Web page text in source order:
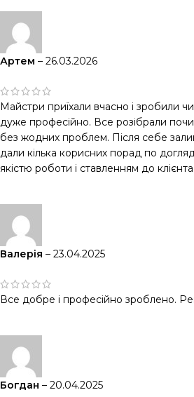
Артем – 26.03.2026
Майстри приїхали вчасно і зробили
дуже професійно. Все розібрали
без жодних проблем. Після себе
дали кілька корисних порад по
якістю роботи і ставленням до
Валерія – 23.04.2025
Все добре і професійно зроблено.
Богдан – 20.04.2025